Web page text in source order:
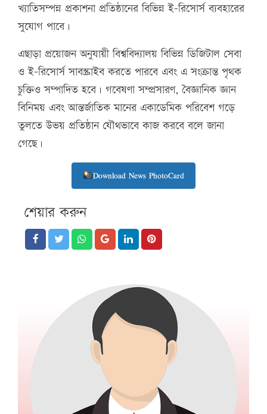
খ্যাতিসম্পন্ন প্রকাশনা প্রতিষ্ঠানের বিভিন্ন ই-রিসোর্স ব্যবহারের
সুযোগ পাবে।
এছাড়া প্রয়োজন অনুযায়ী বিশ্ববিদ্যালয় বিভিন্ন ডিজিটাল সেবা
ও ই-রিসোর্স সাবস্ক্রাইব করতে পারবে এবং এ সংক্রান্ত পৃথক
চুক্তিও সম্পাদিত হবে। গবেষণা সম্প্রসারণ, বৈজ্ঞানিক জ্ঞান
বিনিময় এবং আন্তর্জাতিক মানের একাডেমিক পরিবেশ গড়ে
তুলতে উভয় প্রতিষ্ঠান যৌথভাবে কাজ করবে বলে জানা
গেছে।
Download News PhotoCard
শেয়ার করুন